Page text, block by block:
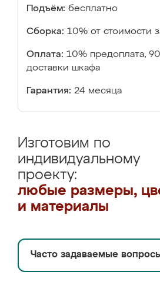
Подъём: бесплатно
Сборка: 10% от стоимости
Оплата: 10% предоплата,
доставки шкафа
Гарантия: 24 месяца
Изготовим по
индивидуальному
проекту:
любые размеры,
и материалы
Часто задаваемые